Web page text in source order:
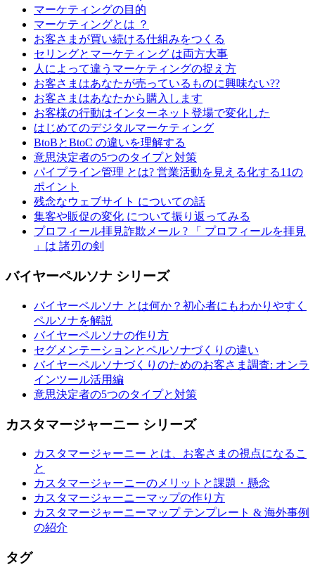
マーケティングの目的
マーケティングとは ？
お客さまが買い続ける仕組みをつくる
セリングとマーケティング は両方大事
人によって違うマーケティングの捉え方
お客さまはあなたが売っているものに興味ない??
お客さまはあなたから購入します
お客様の行動はインターネット登場で変化した
はじめてのデジタルマーケティング
BtoBとBtoC の違いを理解する
意思決定者の5つのタイプと対策
パイプライン管理 とは? 営業活動を見える化する11の
ポイント
残念なウェブサイト についての話
集客や販促の変化 について振り返ってみる
プロフィール拝見詐欺メール ? 「 プロフィールを拝見
」は 諸刃の剣
バイヤーペルソナ シリーズ
バイヤーペルソナ とは何か？初心者にもわかりやすく
ペルソナを解説
バイヤーペルソナの作り方
セグメンテーションとペルソナづくりの違い
バイヤーペルソナづくりのためのお客さま調査: オンラ
インツール活用編
意思決定者の5つのタイプと対策
カスタマージャーニー シリーズ
カスタマージャーニー とは、お客さまの視点になるこ
と
カスタマージャーニーのメリットと課題・懸念
カスタマージャーニーマップの作り方
カスタマージャーニーマップ テンプレート & 海外事例
の紹介
タグ